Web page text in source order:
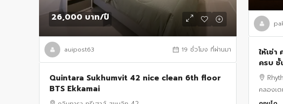
26,000 บาท/ปี
auipost63 19 ชั่วโมง ที่ผ่านมา
Quintara Sukhumvit 42 nice clean 6th floor
BTS Ekkamai
ให้เช่
ครบ ชั้
คลองเ